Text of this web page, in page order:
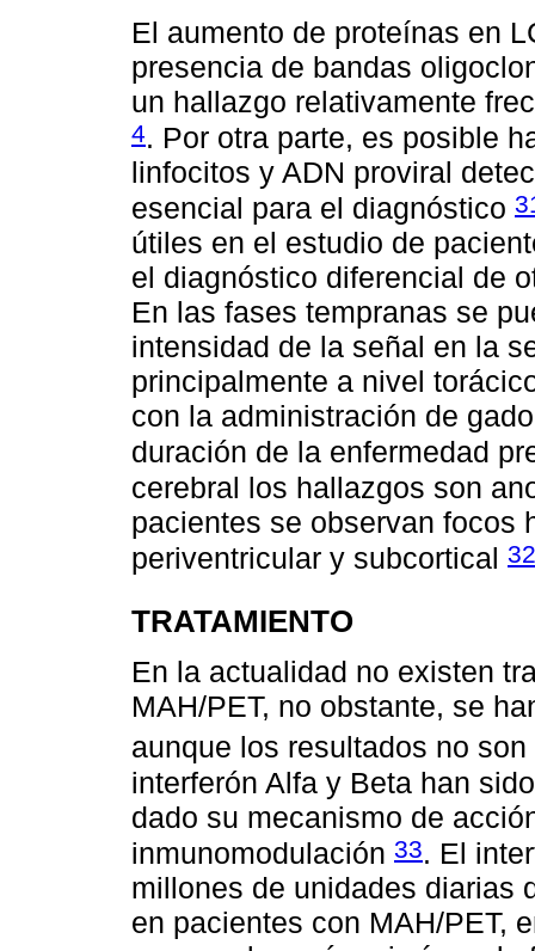
El aumento de proteínas en
presencia de bandas
un hallazgo relativamente
4. Por otra parte, es posible
linfocitos y ADN proviral
esencial para el diagnóstico
útiles en el estudio de
el diagnóstico diferencial de
En las fases tempranas se
intensidad de la señal en la
principalmente a nivel
con la administración de
duración de la enfermedad
cerebral los hallazgos son
pacientes se observan focos
periventricular y subcortical 32
TRATAMIENTO
En la actualidad no existen
MAH/PET, no obstante, se
aunque los resultados no
interferón Alfa y Beta han
dado su mecanismo de
inmunomodulación 33. El
millones de unidades diarias
en pacientes con MAH/PET,